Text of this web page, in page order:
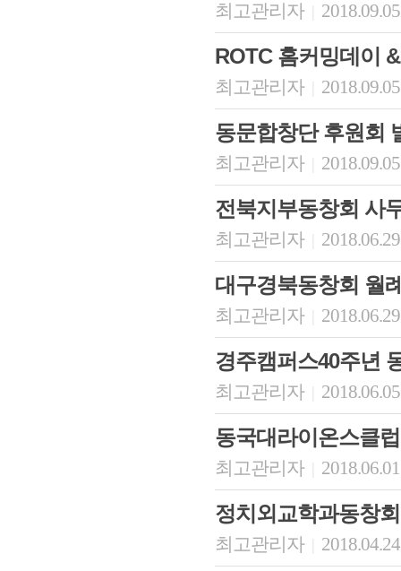
최고관리자
ROTC 홈커밍데이
최고관리자
동문합창단 후원회
최고관리자
전북지부동창회 사
최고관리자
대구경북동창회 월
최고관리자
경주캠퍼스40주년
최고관리자
동국대라이온스클
최고관리자
정치외교학과동창
최고관리자